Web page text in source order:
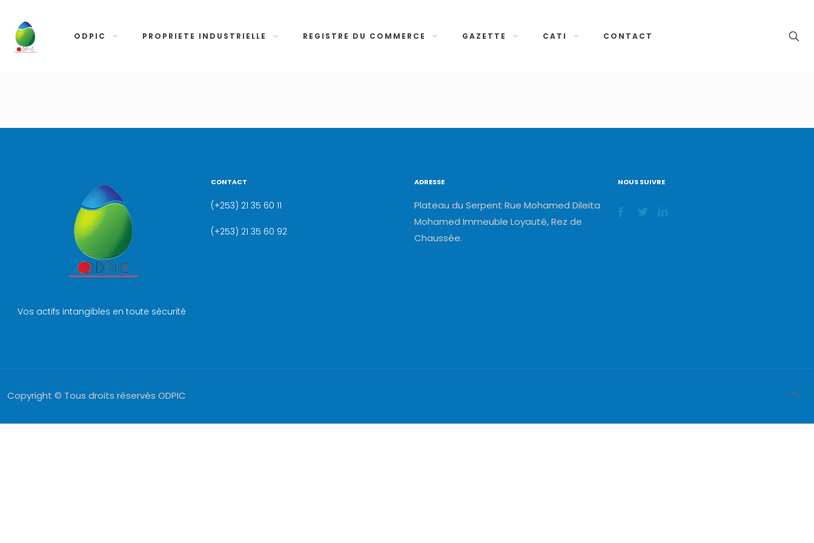
ODPIC PROPRIETE INDUSTRIELLE REGISTRE DU COMMERCE GAZETTE CATI CONTACT
Vos actifs intangibles en toute sécurité
CONTACT
(+253) 21 35 60 11
(+253) 21 35 60 92
ADRESSE
Plateau du Serpent Rue Mohamed Dileita
Mohamed Immeuble Loyauté, Rez de
Chaussée.
NOUS SUIVRE
Copyright © Tous droits réservés ODPIC